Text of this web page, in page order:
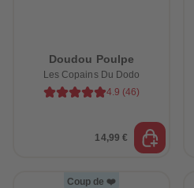
Doudou Poulpe
Les Copains Du Dodo
4.9 (46)
14,99 €
Coup de ❤️